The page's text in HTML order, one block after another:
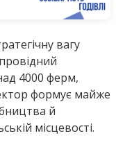
вагу
4000 ферм,
формує майже
й
місцевості.